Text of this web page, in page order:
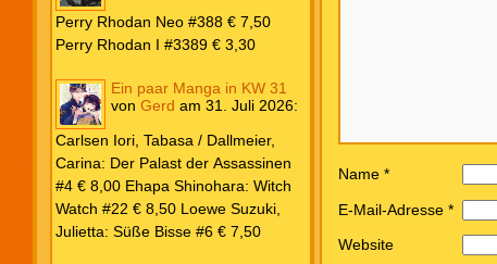
Perry Rhodan Neo #388 € 7,50
Perry Rhodan I #3389 € 3,30
Ein paar Manga in KW 31
von Gerd am 31. Juli 2026:
Carlsen Iori, Tabasa / Dallmeier,
Carina: Der Palast der Assassinen
#4 € 8,00 Ehapa Shinohara: Witch
Watch #22 € 8,50 Loewe Suzuki,
Julietta: Süße Bisse #6 € 7,50
Name*
E-Mail-Adresse*
Website